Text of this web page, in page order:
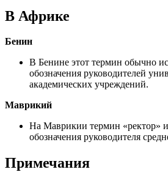
В Африке
Бенин
В Бенине этот термин обычно
обозначения руководителей
академических учреждений.
Маврикий
На Маврикии термин «ректор»
обозначения руководителя
Примечания